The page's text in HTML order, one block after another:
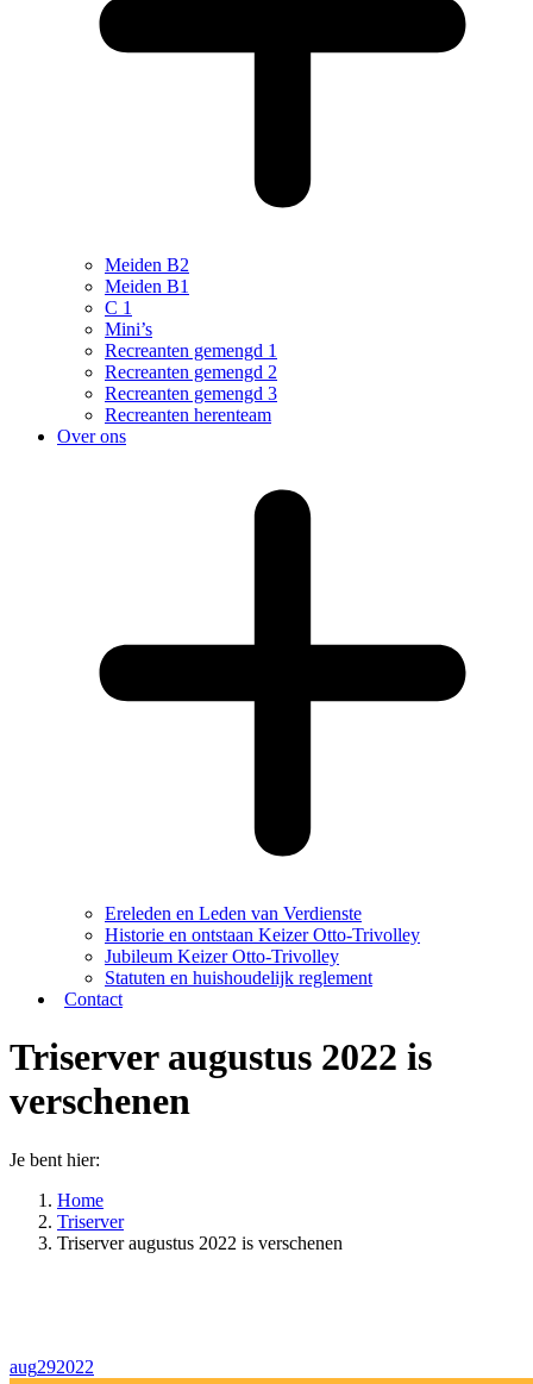
Meiden B2
Meiden B1
C 1
Mini’s
Recreanten gemengd 1
Recreanten gemengd 2
Recreanten gemengd 3
Recreanten herenteam
Over ons
Ereleden en Leden van Verdienste
Historie en ontstaan Keizer Otto-Trivolley
Jubileum Keizer Otto-Trivolley
Statuten en huishoudelijk reglement
Contact
Triserver augustus 2022 is
verschenen
Je bent hier:
Home
Triserver
Triserver augustus 2022 is verschenen
aug292022